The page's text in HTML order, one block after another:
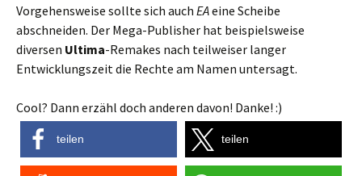
Vorgehensweise sollte sich auch EAeine Scheibe
abschneiden. Der Mega-Publisher hat beispielsweise
diversen Ultima-Remakes nach teilweiser langer
Entwicklungszeit die Rechte am Namen untersagt.
Cool? Dann erzähl doch anderen davon! Danke! :)
teilen teilen